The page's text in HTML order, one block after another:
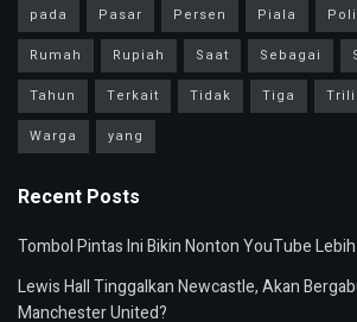
pada
Pasar Persen Piala
Rumah
Rupiah Saat Sebagai
Tahun
Terkait Tidak Tiga
Warga
yang
Recent Posts
Tombol Pintas Ini Bikin Nonton YouTube
Lewis Hall Tinggalkan Newcastle, Akan
Manchester United?